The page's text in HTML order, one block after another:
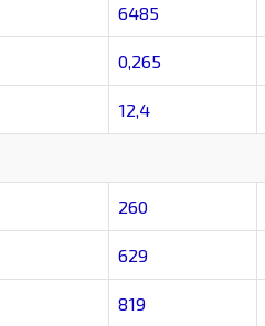
6485
0,265
12,4
260
629
819